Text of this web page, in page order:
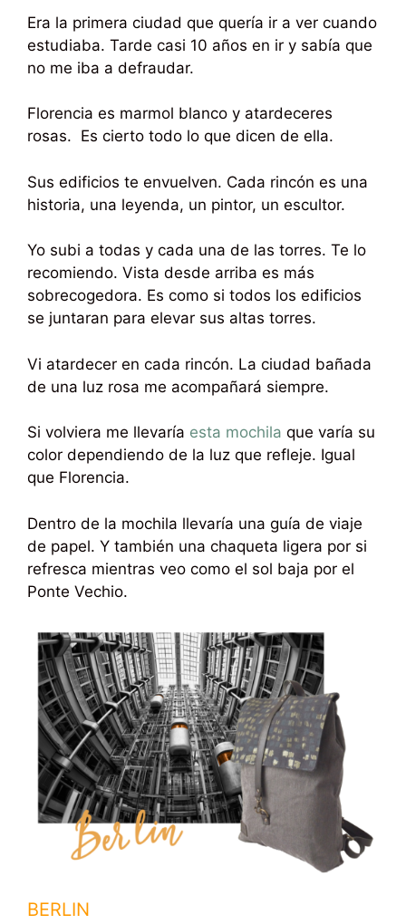
Era la primera ciudad que quería ir a ver cuando
estudiaba. Tarde casi 10 años en ir y sabía que
no me iba a defraudar.
Florencia es marmol blanco y atardeceres
rosas. Es cierto todo lo que dicen de ella.
Sus edificios te envuelven. Cada rincón es una
historia, una leyenda, un pintor, un escultor.
Yo subi a todas y cada una de las torres. Te lo
recomiendo. Vista desde arriba es más
sobrecogedora. Es como si todos los edificios
se juntaran para elevar sus altas torres.
Vi atardecer en cada rincón. La ciudad bañada
de una luz rosa me acompañará siempre.
Si volviera me llevaría esta mochila que varía su
color dependiendo de la luz que refleje. Igual
que Florencia.
Dentro de la mochila llevaría una guía de viaje
de papel. Y también una chaqueta ligera por si
refresca mientras veo como el sol baja por el
Ponte Vechio.
BERLIN